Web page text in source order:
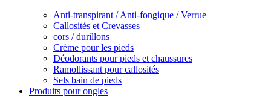
Anti-transpirant / Anti-fongique / Verrue
Callosités et Crevasses
cors / durillons
Crème pour les pieds
Déodorants pour pieds et chaussures
Ramollissant pour callosités
Sels bain de pieds
Produits pour ongles